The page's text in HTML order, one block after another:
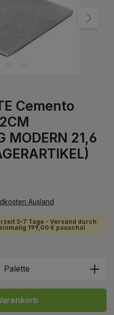
Cemento
MODERN 21,6
Ausland
3-7 Tage - Versand durch
199,00 € pauschal
den
Palette